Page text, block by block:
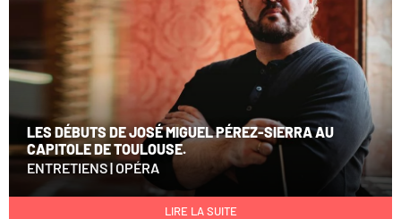
LES DÉBUTS DE JOSÉ MIGUEL PÉREZ-SIERRA AU
CAPITOLE DE TOULOUSE.
ENTRETIENS|OPÉRA
LIRE LA SUITE